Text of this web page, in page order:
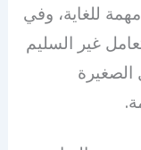
للغاية، وفي
غير السليم
الصغيرة